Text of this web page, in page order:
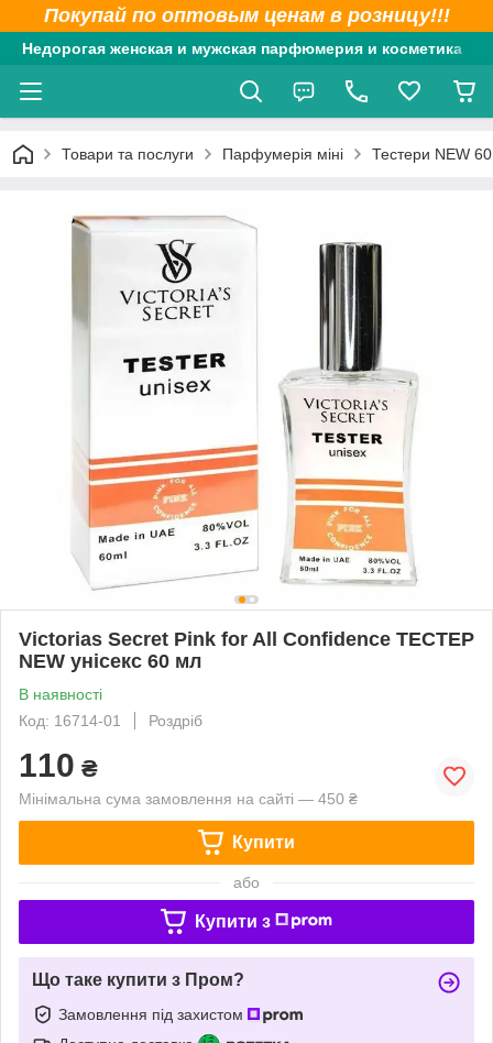
Покупай по оптовым ценам в розницу!!!
Недорогая женская и мужская парфюмерия и косметика
Товари та послуги Парфумерія міні Тестери NEW
Victorias Secret Pink for All Confidence ТЕСТЕР
NEW унісекс 60 мл
В наявності
Код: 16714-01
Роздріб
110 ₴
Мінімальна сума замовлення на сайті — 450 ₴
Купити
або
Купити з
Що таке купити з Пром?
Замовлення під захистом